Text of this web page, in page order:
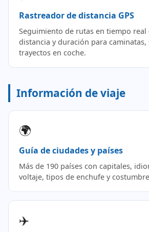
Rastreador de distancia GPS
Seguimiento de rutas en tiempo
distancia y duración para caminatas,
trayectos en coche.
Información de viaje
🌍
Guía de ciudades y países
Más de 190 países con capitales,
voltaje, tipos de enchufe y
✈️